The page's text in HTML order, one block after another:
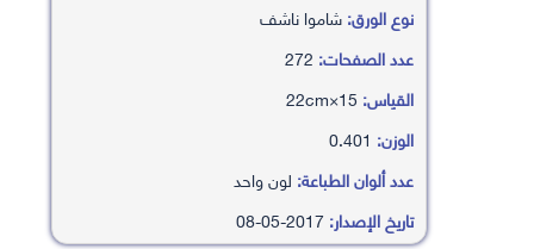
نوع الورق:شاموا ناشف
عدد الصفحات:
القياس:
الوزن:
عدد ألوان الطباعة: لون واحد
تاريخ الإصدار: